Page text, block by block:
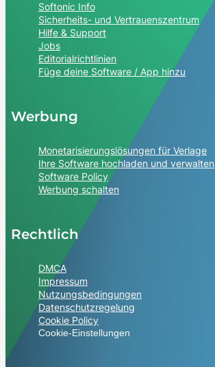
Softonic Info
Sicherheits- und Vertrauenszentrum
Hilfe & Support
Jobs
Editorialrichtlinien
Füge deine Software / App hinzu
Werbung
Monetarisierungslösungen für Verlage
Ihre Software hochladen und verwalten
Software Policy
Werbung schalten
Rechtlich
DMCA
Impressum
Nutzungsbedingungen
Datenschutzregelung
Cookie Policy
Cookie-Einstellungen